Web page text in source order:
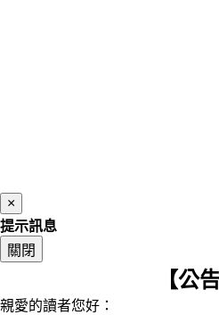
×
提示訊息
關閉
【公
親愛的讀者您好：